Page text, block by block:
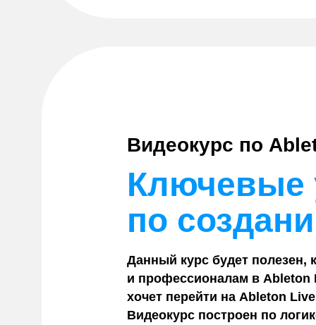
Ключевые
по
Данный курс будет полезен,
и профессионалам в Ableton
хочет перейти на Ableton
Видеокурс построен по
Видеокурс по